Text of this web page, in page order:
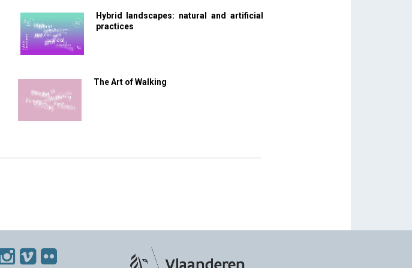
Hybrid landscapes: natural and artificial
practices
The Art of Walking